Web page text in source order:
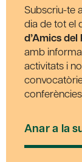
Subscriu-te
dia de tot el
d’Amics del
amb
activitats i
Anar a la